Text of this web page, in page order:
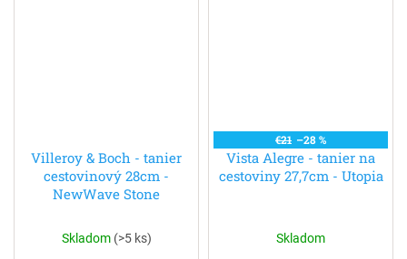
Villeroy & Boch - tanier
cestovinový 28cm -
NewWave Stone
Skladom (>5 ks)
€21 –28 %
Vista Alegre - tanier na
cestoviny 27,7cm - Utopia
Skladom